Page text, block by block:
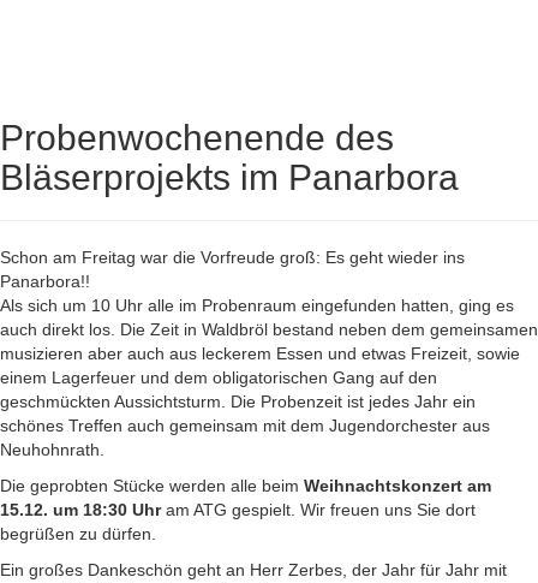
Probenwochenende des
Bläserprojekts im Panarbora
Schon am Freitag war die Vorfreude groß: Es geht wieder ins
Panarbora!!
Als sich um 10 Uhr alle im Probenraum eingefunden hatten, ging es
auch direkt los. Die Zeit in Waldbröl bestand neben dem gemeinsamen
musizieren aber auch aus leckerem Essen und etwas Freizeit, sowie
einem Lagerfeuer und dem obligatorischen Gang auf den
geschmückten Aussichtsturm. Die Probenzeit ist jedes Jahr ein
schönes Treffen auch gemeinsam mit dem Jugendorchester aus
Neuhohnrath.
Die geprobten Stücke werden alle beim Weihnachtskonzert am
15.12. um 18:30 Uhram ATG gespielt. Wir freuen uns Sie dort
begrüßen zu dürfen.
Ein großes Dankeschön geht an Herr Zerbes, der Jahr für Jahr mit